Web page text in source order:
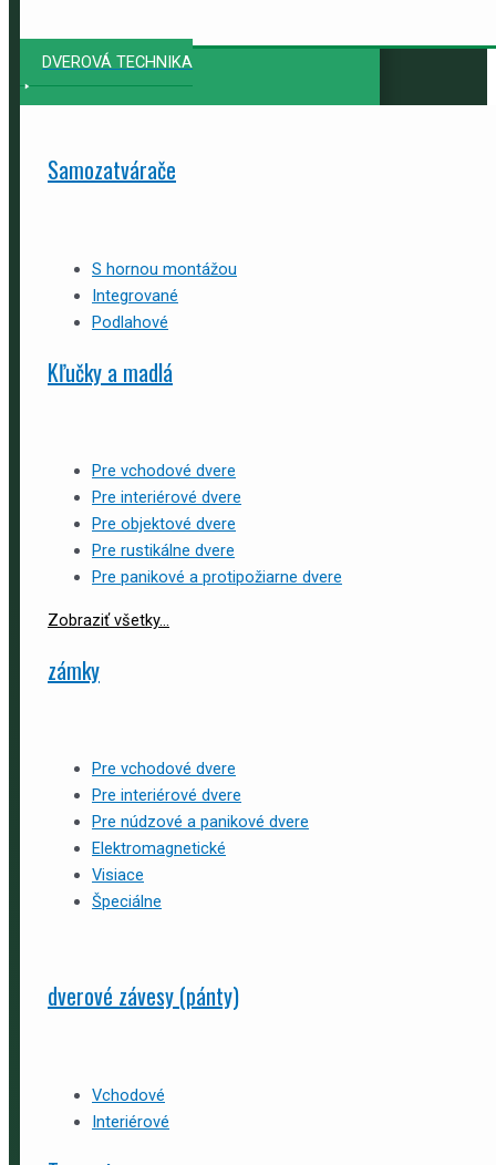
DVEROVÁ TECHNIKA
Samozatvárače
S hornou montážou
Integrované
Podlahové
Kľučky a madlá
Pre vchodové dvere
Pre interiérové dvere
Pre objektové dvere
Pre rustikálne dvere
Pre panikové a protipožiarne dvere
Zobraziť všetky...
zámky
Pre vchodové dvere
Pre interiérové dvere
Pre núdzové a panikové dvere
Elektromagnetické
Visiace
Špeciálne
dverové závesy (pánty)
Vchodové
Interiérové